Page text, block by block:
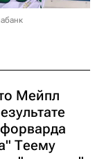
Мейпл
Теему